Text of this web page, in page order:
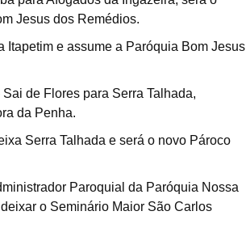
Jesus dos Remédios.
Itapetim e assume a Paróquia Bom Jesus
Sai de Flores para Serra Talhada,
da Penha.
Serra Talhada e será o novo Pároco
Paroquial da Paróquia Nossa
o Seminário Maior São Carlos